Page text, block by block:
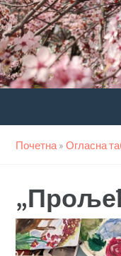
Почетна »Огласна